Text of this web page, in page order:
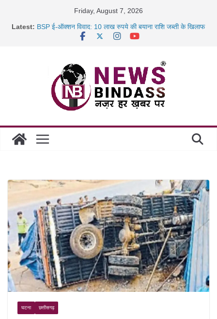
Friday, August 7, 2026
Latest: BSP ई-ऑक्शन विवाद: 10 लाख रुपये की बयाना राशि जब्ती के खिलाफ
साइबर ठगी पर दुर्ग पुलिस का बड़ा एक्शन: 13 म्यूल बैंक खाताधारक
गिरफ्तार
घटना छत्तीसगढ़